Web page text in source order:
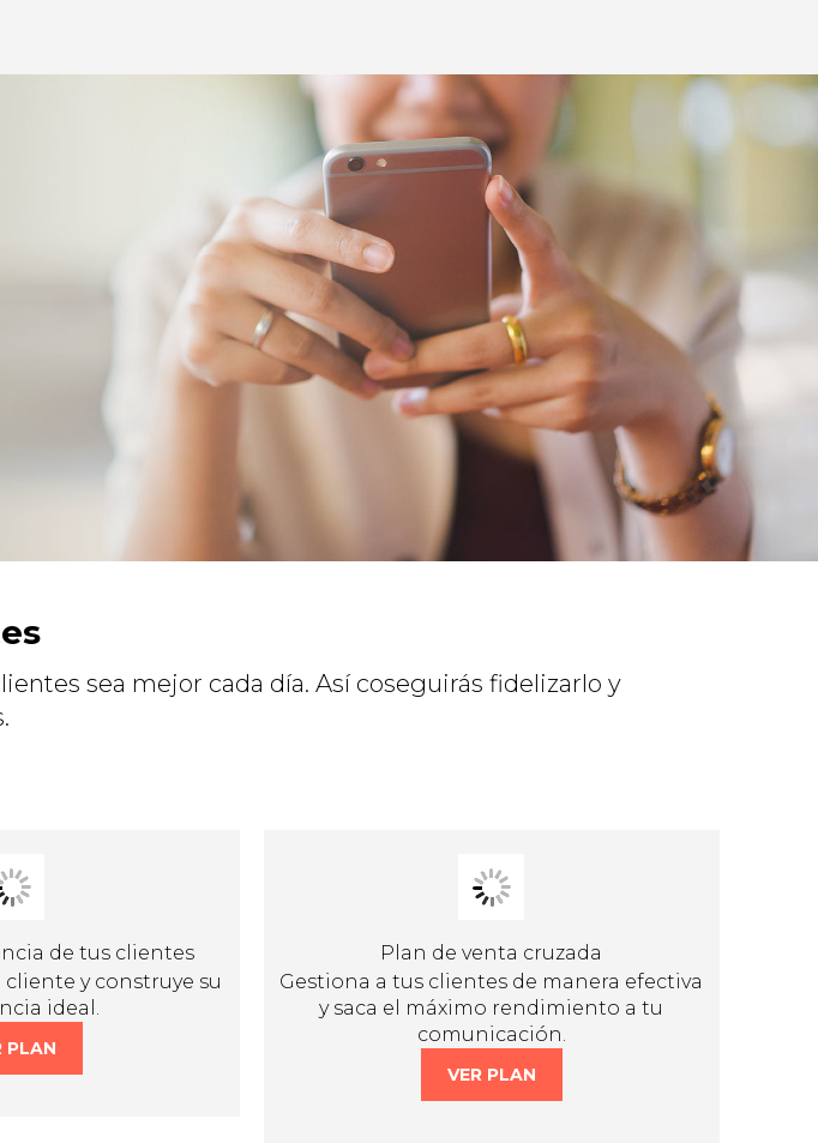
sea mejor cada día. Así coseguirás fidelizarlo y
de tus clientes
y construye su
ideal.
PLAN
Plan de venta cruzada
Gestiona a tus clientes de manera efectiva
y saca el máximo rendimiento a tu
comunicación.
VER PLAN